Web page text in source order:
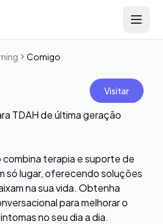
Open
Comigo
Visitar
TDAH de última geração
terapia e suporte de
só lugar, oferecendo soluções
na sua vida. Obtenha
para melhorar o
no seu dia a dia.